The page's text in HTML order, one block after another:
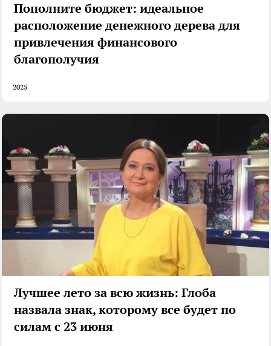
Пополните бюджет: идеальное
расположение денежного дерева для
привлечения финансового
благополучия
2025
Лучшее лето за всю жизнь: Глоба
назвала знак, которому все будет по
силам с 23 июня